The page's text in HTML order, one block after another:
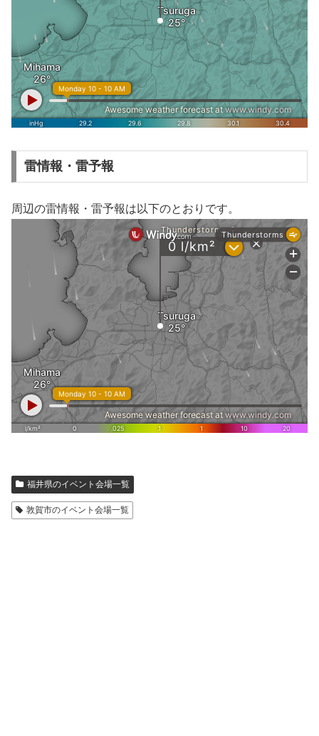
雷情報・雷予報
周辺の雷情報・雷予報は以下のとおりです。
福井県のイベント会場一覧
敦賀市のイベント会場一覧